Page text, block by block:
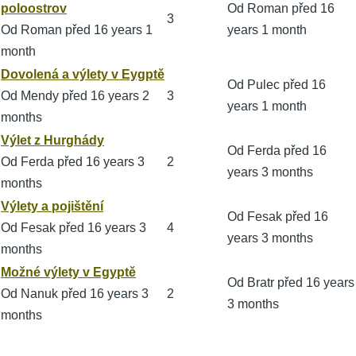
téma
poloostrov
Od Roman před 16 years 1
month
3
Od Roman před 16
years 1 month
Normální
téma
Dovolená a výlety v Eygptě
Od Mendy před 16 years 2
months
3
Od Pulec před 16
years 1 month
Normální
téma
Výlet z Hurghády
Od Ferda před 16 years 3
months
2
Od Ferda před 16
years 3 months
Normální
téma
Výlety a pojištění
Od Fesak před 16 years 3
months
4
Od Fesak před 16
years 3 months
Normální
téma
Možné výlety v Egyptě
Od Nanuk před 16 years 3
months
2
Od Bratr před 16 years
3 months